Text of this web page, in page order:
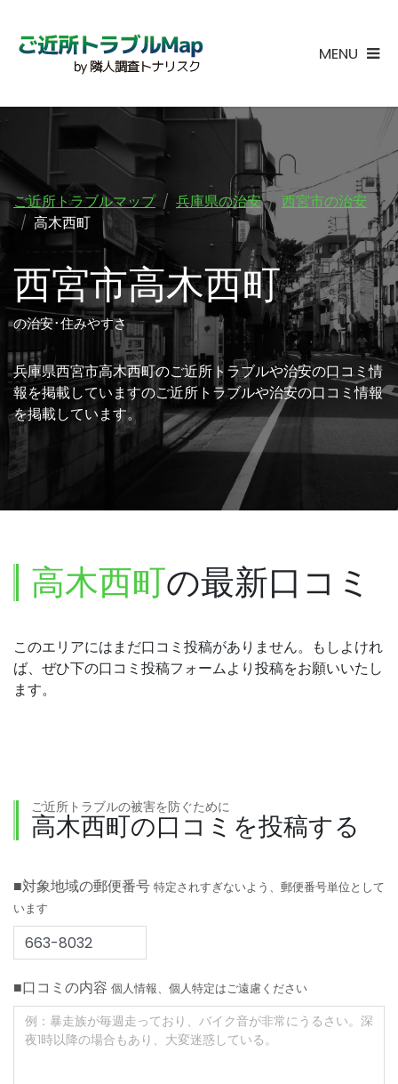
MENU
ご近所トラブルマップ 兵庫県の治安
西宮市の治安
高木西町
西宮市高木西町
の治安･住みやすさ
兵庫県西宮市高木西町のご近所トラブルや治安の口コミ情
報を掲載していますのご近所トラブルや治安の口コミ情報
を掲載しています。
高木西町の最新口コミ
このエリアにはまだ口コミ投稿がありません。もしよけれ
ば、ぜひ下の口コミ投稿フォームより投稿をお願いいたし
ます。
ご近所トラブルの被害を防ぐために
高木西町の口コミを投稿する
■対象地域の郵便番号 特定されすぎないよう、郵便番号単位として
います
■口コミの内容 個人情報、個人特定はご遠慮ください